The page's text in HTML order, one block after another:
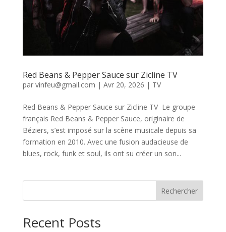
Red Beans & Pepper Sauce sur Zicline TV
par vinfeu@gmail.com | Avr 20, 2026 | TV
Red Beans & Pepper Sauce sur Zicline TV Le groupe
français Red Beans & Pepper Sauce, originaire de
Béziers, s’est imposé sur la scène musicale depuis sa
formation en 2010. Avec une fusion audacieuse de
blues, rock, funk et soul, ils ont su créer un son...
Rechercher
Recent Posts